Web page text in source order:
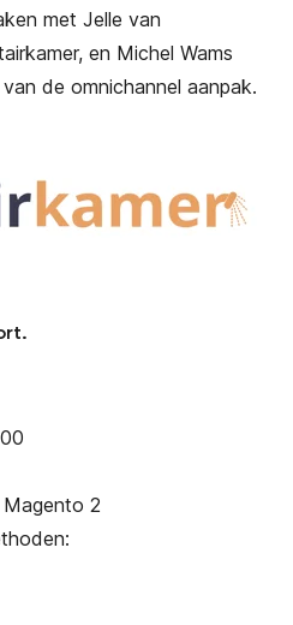
met Jelle van
en Michel Wams
de omnichannel aanpak.
2